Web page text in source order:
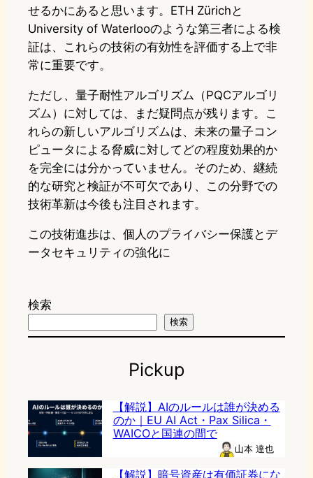
せるかにあると思います。ETH Zürichと
University of Waterlooのような第三者による検
証は、これらの技術の有効性を評価する上で非
常に重要です。
ただし、量子耐性アルゴリズム（PQCアルゴリ
ズム）に対しては、まだ疑問点が残ります。こ
れらの新しいアルゴリズムは、未来の量子コン
ピュータによる脅威に対してどの程度効果的か
を完全には分かっていません。そのため、継続
的な研究と検証が不可欠であり、この分野での
技術革新は今後も注目されます。
この技術進歩は、個人のプライバシー保護とデ
ータセキュリティの強化に
検索
検索
Pickup
【解説】AIのルールは誰が決める
のか｜EU AI Act・Pax Silica・
WAICOと国連の間で
山本 達也
【解説】暗号資産は有価証券にな